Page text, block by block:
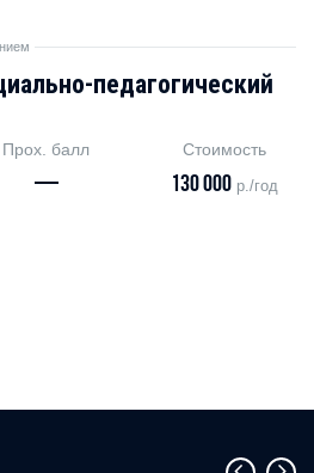
педагогический
Прох. балл
—
Стоимость
130 000 р./год